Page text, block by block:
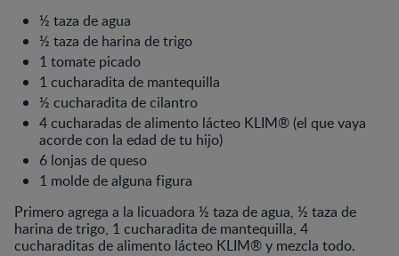
½ taza de agua
½ taza de harina de trigo
1 tomate picado
1 cucharadita de mantequilla
½ cucharadita de cilantro
4 cucharadas de alimento lácteo KLIM® (el que vaya
acorde con la edad de tu hijo)
6 lonjas de queso
1 molde de alguna figura
Primero agrega a la licuadora ½ taza de agua, ½ taza de
harina de trigo, 1 cucharadita de mantequilla, 4
cucharaditas de alimento lácteo KLIM® y mezcla todo.